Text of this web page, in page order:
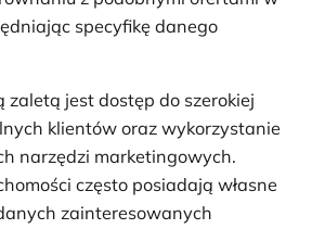
specyfikę danego
zaletą jest dostęp do szerokiej
klientów oraz wykorzystanie
narzędzi marketingowych.
często posiadają własne
zainteresowanych